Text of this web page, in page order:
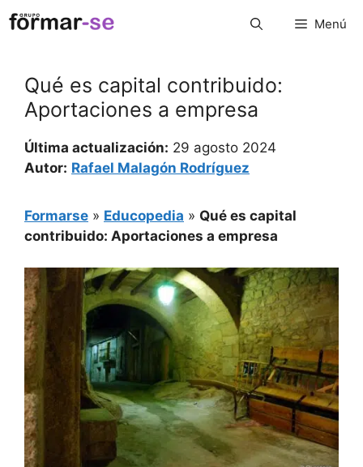
Saltar
al
Menú
Qué es capital contribuido:
Aportaciones a empresa
Última actualización: 29 agosto 2024
Autor: Rafael Malagón Rodríguez
Formarse » Educopedia » Qué es capital
contribuido: Aportaciones a empresa